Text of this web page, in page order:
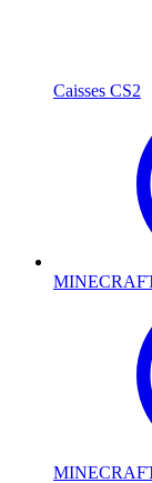
Caisses CS2